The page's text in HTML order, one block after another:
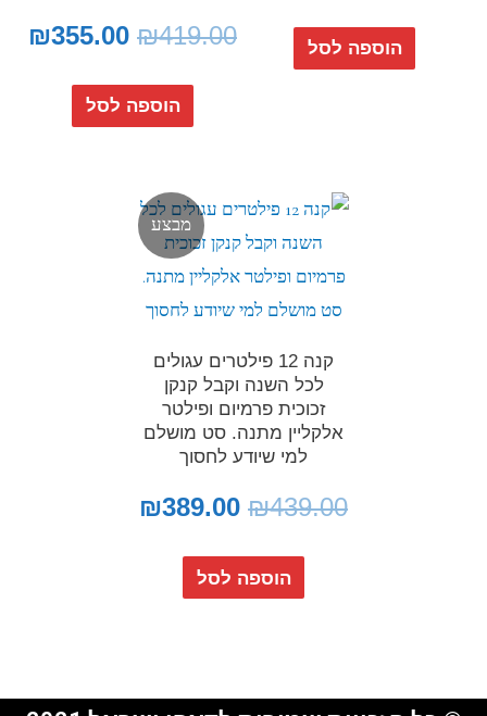
הוספה לסל ₪419.00
₪355.00
הוספה לסל
מבצע
קנה 12 פילטרים עגולים
לכל השנה וקבל קנקן
זכוכית פרמיום ופילטר
אלקליין מתנה. סט מושלם
למי שיודע לחסוך
₪439.00
₪389.00
הוספה לסל